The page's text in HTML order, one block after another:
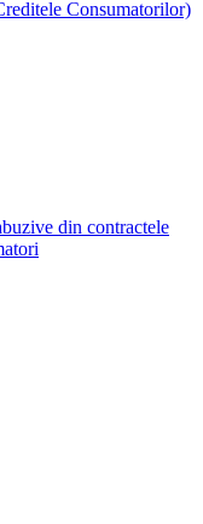
Consumatorilor)
din contractele